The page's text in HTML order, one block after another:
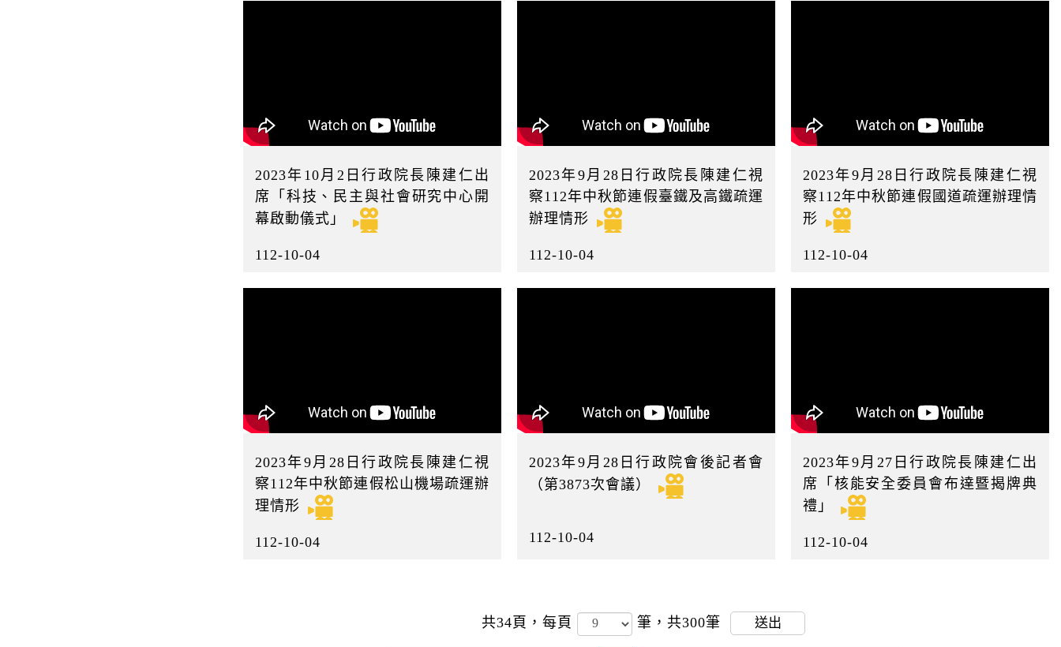
2023年10月2日行政院長陳建仁出
席「科技、民主與社會研究中心開
幕啟動儀式」
112-10-04
2023年9月28日行政院長陳建仁視
察112年中秋節連假臺鐵及高鐵疏運
辦理情形
112-10-04
2023年9月28日行政院長陳建仁視
察112年中秋節連假國道疏運辦理情
形
112-10-04
2023年9月28日行政院長陳建仁視
察112年中秋節連假松山機場疏運辦
理情形
112-10-04
2023年9月28日行政院會後記者會
（第3873次會議）
112-10-04
2023年9月27日行政院長陳建仁出
席「核能安全委員會布達暨揭牌典
禮」
112-10-04
共34頁，每頁 筆，共300筆 送出